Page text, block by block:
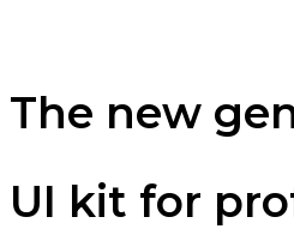
The new
UI kit for